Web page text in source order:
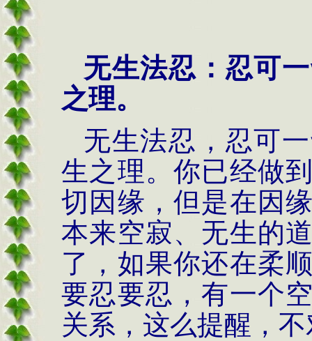
无生法忍：忍可
之理。
无生法忍，忍可
生之理。你已经做
切因缘，但是在因
本来空寂、无生的
了，如果你还在柔
要忍要忍，有一个
关系，这么提醒，